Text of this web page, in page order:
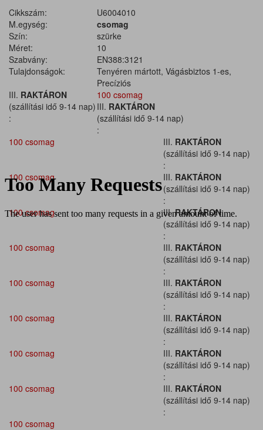
Cikkszám:
U6004010
M.egység:
csomag
Szín:
szürke
Méret:
10
Szabvány:
EN388:3121
Tulajdonságok:
Tenyéren mártott, Vágásbiztos 1-es,
Precíziós
III. RAKTÁRON
(szállítási idő 9-14 nap)
:
100 csomag
III. RAKTÁRON
(szállítási idő 9-14 nap)
:
100 csomag
III. RAKTÁRON
(szállítási idő 9-14 nap)
:
100 csomag
III. RAKTÁRON
(szállítási idő 9-14 nap)
:
100 csomag
III.RAKTÁRON
(szállítási idő 9-14 nap)
:
100 csomag
III. RAKTÁRON
(szállítási idő 9-14 nap)
:
100 csomag
III. RAKTÁRON
(szállítási idő 9-14 nap)
:
100 csomag
III. RAKTÁRON
(szállítási idő 9-14 nap)
:
100 csomag
III. RAKTÁRON
(szállítási idő 9-14 nap)
:
100 csomag
III. RAKTÁRON
(szállítási idő 9-14 nap)
:
100 csomag